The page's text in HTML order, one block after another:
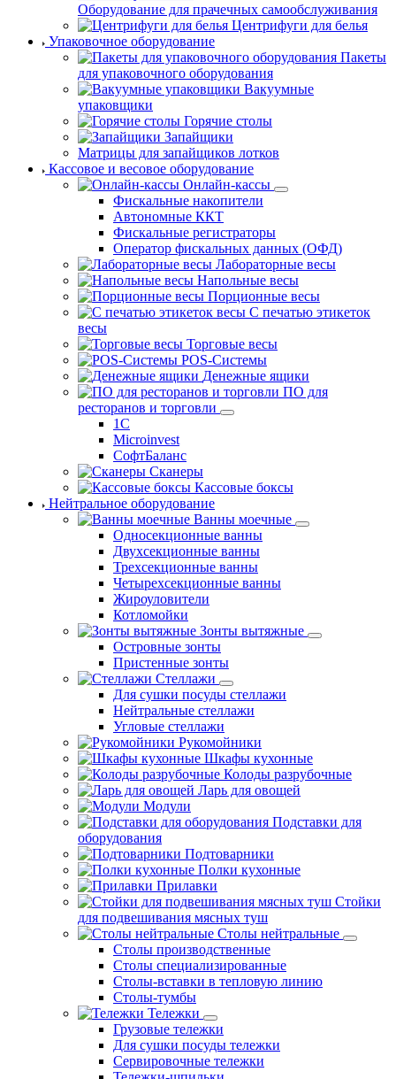
Оборудование для прачечных самообслуживания
Центрифуги для белья
Упаковочное оборудование
Пакеты
для упаковочного оборудования
Вакуумные
упаковщики
Горячие столы
Запайщики
Матрицы для запайщиков лотков
Кассовое и весовое оборудование
Онлайн-кассы
Фискальные накопители
Автономные ККТ
Фискальные регистраторы
Оператор фискальных данных (ОФД)
Лабораторные весы
Напольные весы
Порционные весы
С печатью этикеток
весы
Торговые весы
POS-Системы
Денежные ящики
ПО для
ресторанов и торговли
1С
Microinvest
СофтБаланс
Сканеры
Кассовые боксы
Нейтральное оборудование
Ванны моечные
Односекционные ванны
Двухсекционные ванны
Трехсекционные ванны
Четырехсекционные ванны
Жироуловители
Котломойки
Зонты вытяжные
Островные зонты
Пристенные зонты
Стеллажи
Для сушки посуды стеллажи
Нейтральные стеллажи
Угловые стеллажи
Рукомойники
Шкафы кухонные
Колоды разрубочные
Ларь для овощей
Модули
Подставки для
оборудования
Подтоварники
Полки кухонные
Прилавки
Стойки
для подвешивания мясных туш
Столы нейтральные
Столы производственные
Столы специализированные
Столы-вставки в тепловую линию
Столы-тумбы
Тележки
Грузовые тележки
Для сушки посуды тележки
Сервировочные тележки